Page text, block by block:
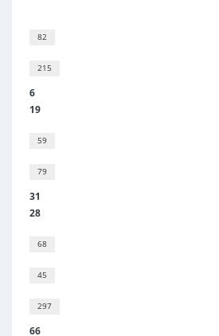
82
215
6
19
59
79
31
28
68
45
297
66